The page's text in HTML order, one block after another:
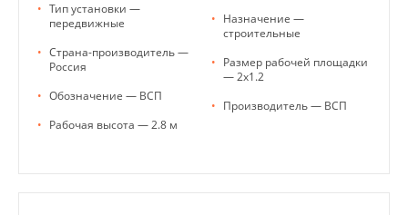
• Тип установки —
передвижные
• Страна-производитель —
Россия
• Обозначение — ВСП
• Рабочая высота — 2.8 м
• Назначение —
строительные
• Размер рабочей площадки
— 2х1.2
• Производитель — ВСП